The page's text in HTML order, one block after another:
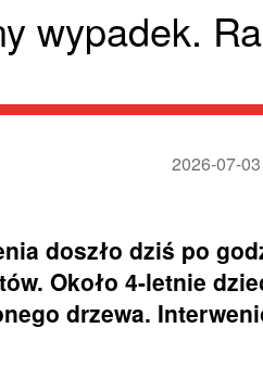
wypadek.
2026-07-
doszło dziś po
Około 4-letnie
drzewa.